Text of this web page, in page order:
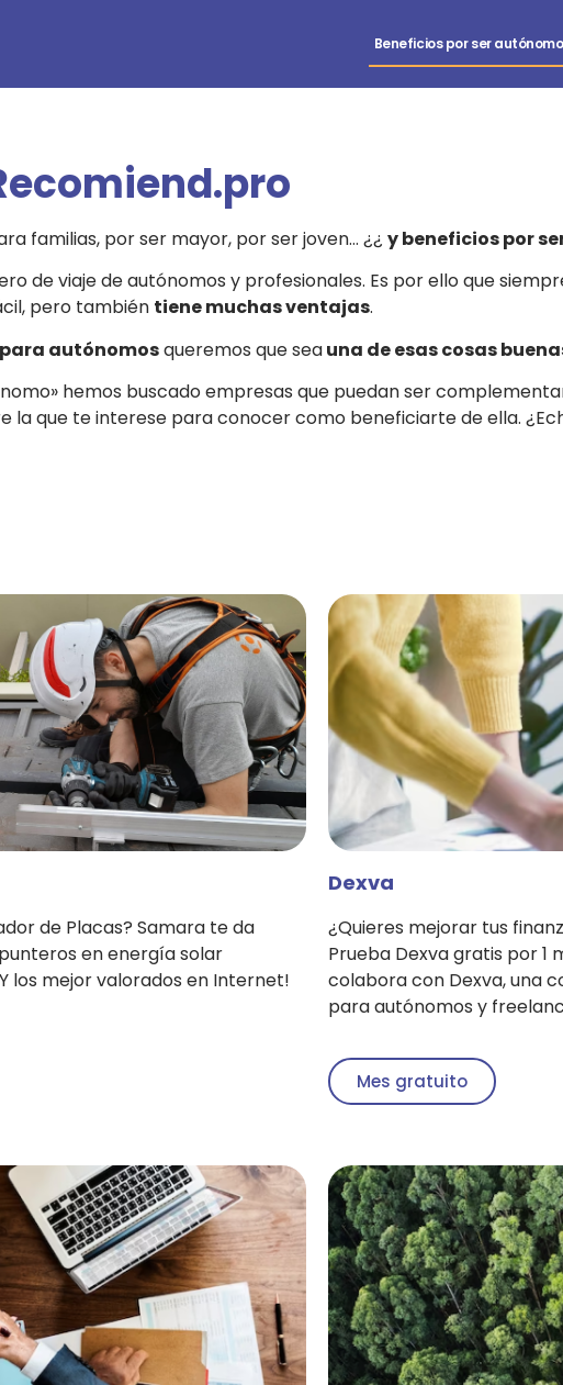
Beneficios por ser autónomo
familias, por ser mayor, por ser joven… ¿¿ ybeneficios por
de viaje de autónomos y profesionales. Es por ello que
pero también tiene muchas ventajas.
autónomosqueremos que seauna de esas cosas
hemos buscado empresas que puedan ser
la que te interese para conocer como beneficiarte de ella.
de Placas? Samara te da
en energía solar
los mejor valorados en Internet!
Dexva
¿Quieres mejorar tus
Prueba Dexva gratis por 1
colabora con Dexva, una
para autónomos y
Mes gratuito